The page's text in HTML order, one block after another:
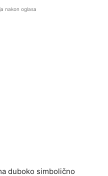
nakon oglasa
duboko simbolično